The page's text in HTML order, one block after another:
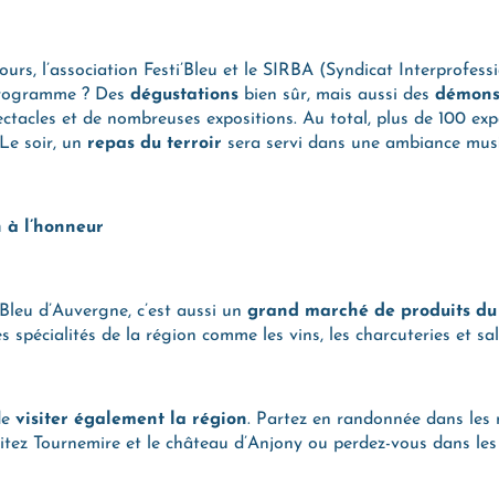
l’association Festi’Bleu et le SIRBA (Syndicat
? Des dégustations bien sûr, mais aussi des
et de nombreuses expositions. Au total, plus de 100
soir, un repas du terroir sera servi dans une ambiance
à l’honneur
d’Auvergne, c’est aussi un grand marché de produits
spécialités de la région comme les vins, les charcuteries et
visiter également la région. Partez en randonnée dans
Tournemire et le château d’Anjony ou perdez-vous dans